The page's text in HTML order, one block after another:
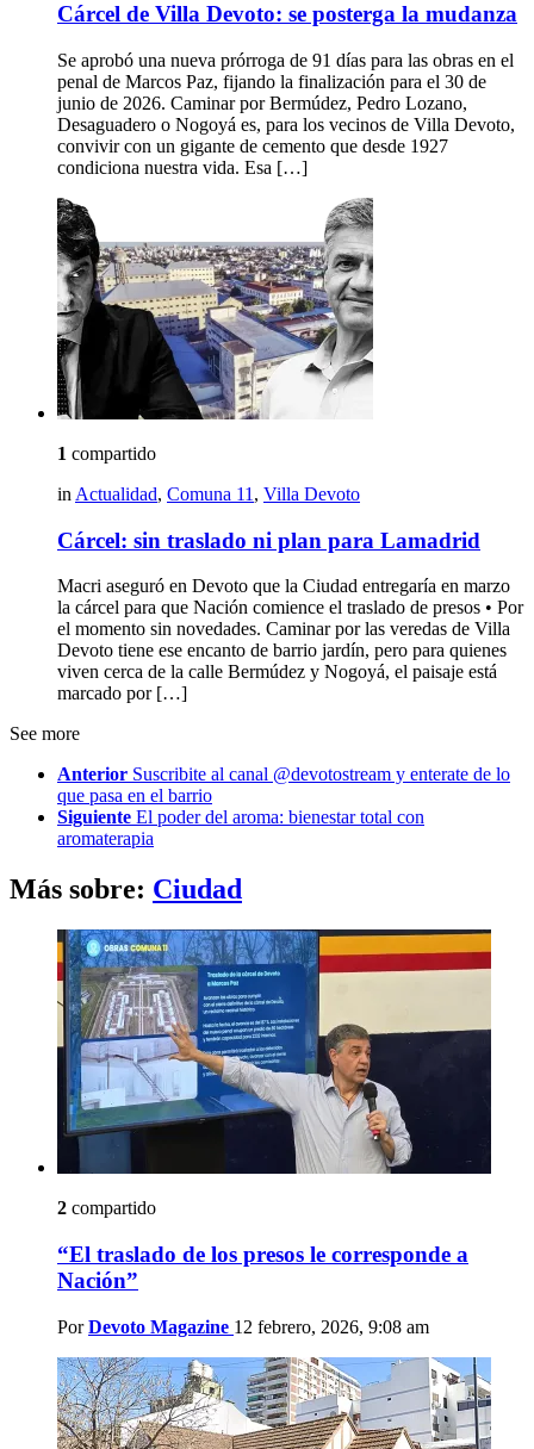
Cárcel de Villa Devoto: se posterga la mudanza
Se aprobó una nueva prórroga de 91 días para las obras en el
penal de Marcos Paz, fijando la finalización para el 30 de
junio de 2026. Caminar por Bermúdez, Pedro Lozano,
Desaguadero o Nogoyá es, para los vecinos de Villa Devoto,
convivir con un gigante de cemento que desde 1927
condiciona nuestra vida. Esa […]
1 compartido
in Actualidad, Comuna 11 , Villa Devoto
Cárcel: sin traslado ni plan para Lamadrid
Macri aseguró en Devoto que la Ciudad entregaría en marzo
la cárcel para que Nación comience el traslado de presos • Por
el momento sin novedades. Caminar por las veredas de Villa
Devoto tiene ese encanto de barrio jardín, pero para quienes
viven cerca de la calle Bermúdez y Nogoyá, el paisaje está
marcado por […]
See more
Anterior Suscribite al canal @devotostream y enterate de lo
que pasa en el barrio
Siguiente El poder del aroma: bienestar total con
aromaterapia
Más sobre: Ciudad
2 compartido
“El traslado de los presos le corresponde a
Nación”
Por Devoto Magazine 12 febrero, 2026, 9:08 am